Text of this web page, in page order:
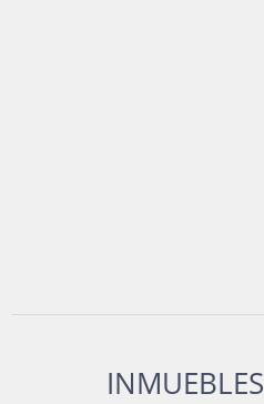
INMUEBLES